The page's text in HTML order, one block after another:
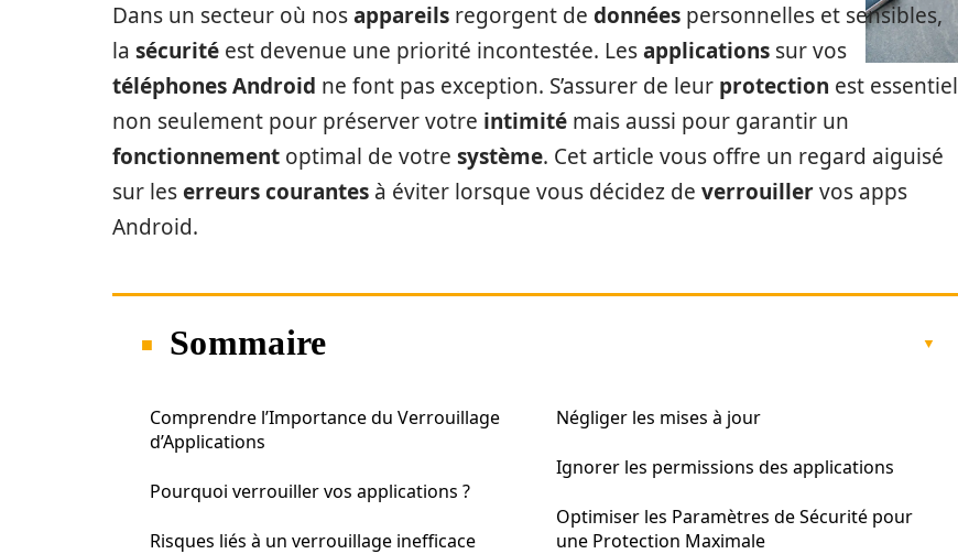
Dans un secteur où nosappareils regorgent de données personnelles et sensibles,
la sécurité est devenue une priorité incontestée. Lesapplications sur vos
téléphones Android ne font pas exception. S’assurer de leur protection est essentiel
non seulement pour préserver votre intimité mais aussi pour garantir un
fonctionnement optimal de votre système. Cet article vous offre un regard aiguisé
sur leserreurs courantes à éviter lorsque vous décidez de verrouillervos apps
Android.
Sommaire
Comprendre l’Importance du Verrouillage
d’Applications
Pourquoi verrouiller vos applications ?
Risques liés à un verrouillage inefficace
Négliger les mises à jour
Ignorer les permissions des applications
Optimiser les Paramètres de Sécurité pour
une Protection Maximale